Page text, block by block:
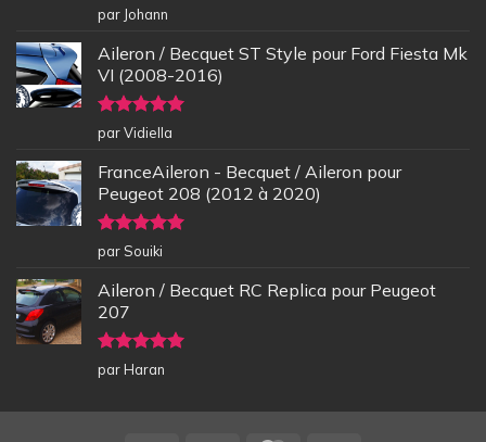
Note5sur
5
par Johann
Aileron / Becquet ST Style pour Ford Fiesta Mk
VI (2008-2016)
Note5sur
5
par Vidiella
FranceAileron - Becquet / Aileron pour
Peugeot 208 (2012 à 2020)
Note5sur
5
par Souiki
Aileron / Becquet RC Replica pour Peugeot
207
Note5sur
5
par Haran